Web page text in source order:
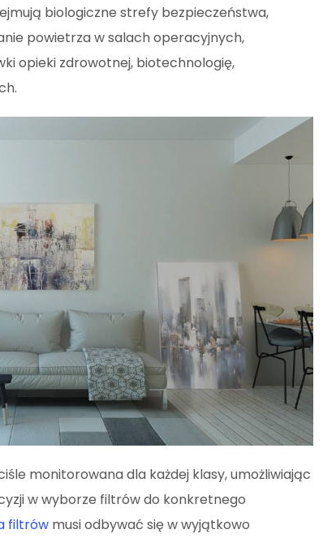
biologiczne strefy bezpieczeństwa,
powietrza w salach operacyjnych,
opieki zdrowotnej, biotechnologię,
monitorowana dla każdej klasy, umożliwiając
w wyborze filtrów do konkretnego
filtrów musi odbywać się w wyjątkowo